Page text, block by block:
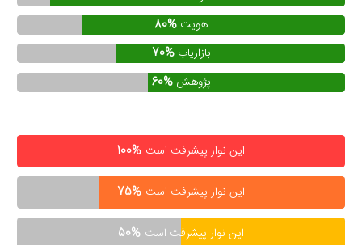
هویت 80%
بازاریاب 70%
پژوهش 60%
این نوار پیشرفت است 100%
این نوار پیشرفت است 75%
این نوار پیشرفت است 50%